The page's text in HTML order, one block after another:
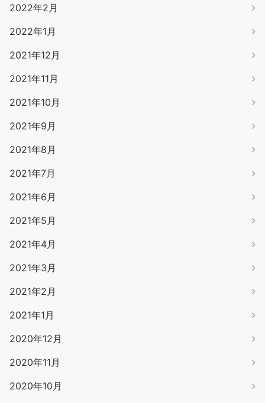
2022年2月
2022年1月
2021年12月
2021年11月
2021年10月
2021年9月
2021年8月
2021年7月
2021年6月
2021年5月
2021年4月
2021年3月
2021年2月
2021年1月
2020年12月
2020年11月
2020年10月